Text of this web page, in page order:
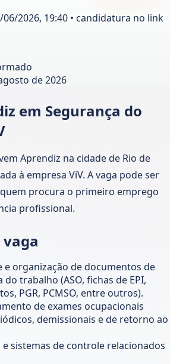
06/2026, 19:40 • candidatura no link
de 2026
em Segurança do
Aprendiz na cidade de Rio de
à empresa ViV. A vaga pode ser
procura o primeiro emprego
profissional.
organização de documentos de
trabalho (ASO, fichas de EPI,
PGR, PCMSO, entre outros).
de exames ocupacionais
demissionais e de retorno ao
sistemas de controle relacionados